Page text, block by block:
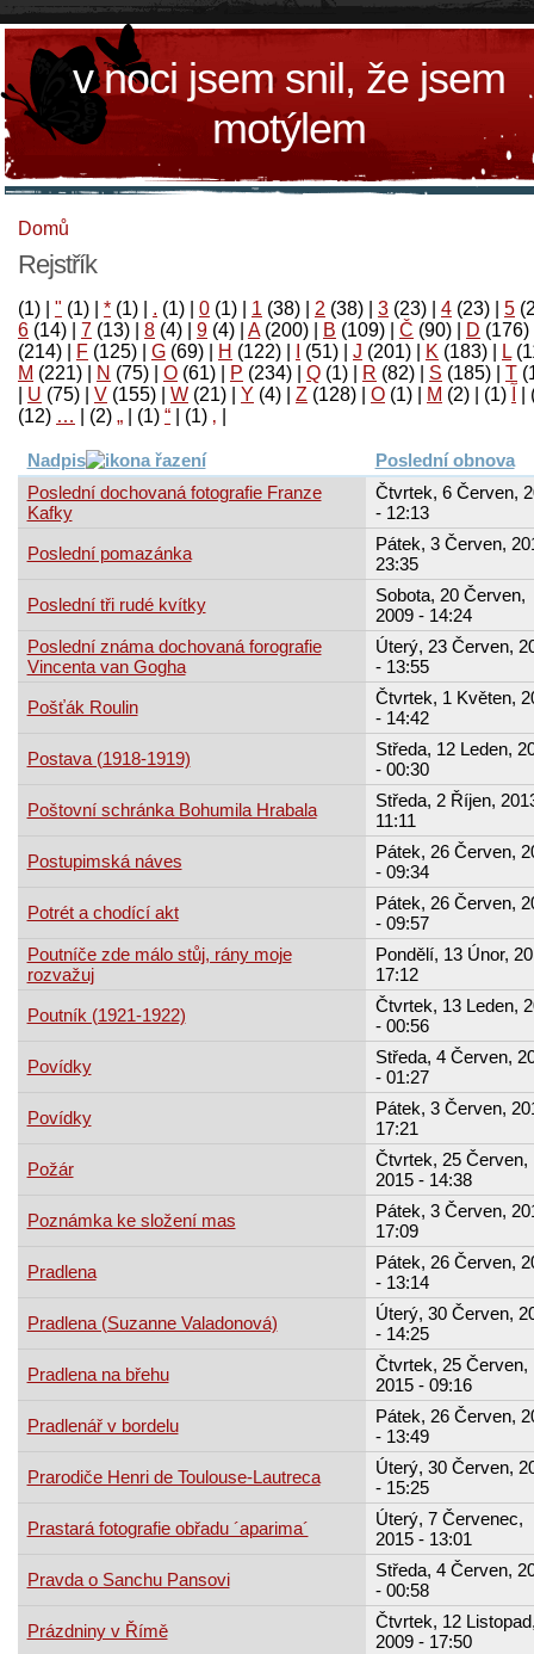
v noci jsem snil, že jsem
motýlem
Domů
Rejstřík
(1) " (1) * (1) . (1) 0 (1) 1 (38) 2 (38) 3 (23) 4 (23) 5
6 (14) 7 (13) 8 (4) 9 (4) A(200) B (109) Č (90) D (176)
(214)
F (125) G (69) H (122) (51) J (201) K (183) L
M (221) N (75) O (61) P (234) Q (1) R (82) S (185) T
U (75) V (155) W (21) Y (4) Z (128) Ο (1) М (2)
(1)
‚
(1)
“
(1)
„
(2)
…
(12)
Nadpis
Poslední obnova
Poslední dochovaná fotografie Franze
Kafky
Čtvrtek, 6 Červen,
- 12:13
Poslední pomazánka
Pátek, 3 Červen,
23:35
Poslední tři rudé kvítky
Sobota, 20 Červen,
2009 - 14:24
Poslední známa dochovaná forografie
Vincenta van Gogha
Úterý, 23 Červen,
- 13:55
Pošťák Roulin
Čtvrtek, 1 Květen,
- 14:42
Postava (1918-1919)
Středa, 12 Leden,
- 00:30
Poštovní schránka Bohumila Hrabala
Středa, 2 Říjen,
11:11
Postupimská náves
Pátek, 26 Červen,
- 09:34
Potrét a chodící akt
Pátek, 26 Červen,
- 09:57
Poutníče zde málo stůj, rány moje
rozvažuj
Pondělí, 13 Únor,
17:12
Poutník (1921-1922)
Čtvrtek, 13 Leden,
- 00:56
Povídky
Středa, 4 Červen,
- 01:27
Povídky
Pátek, 3 Červen,
17:21
Požár
Čtvrtek, 25 Červen,
2015 - 14:38
Poznámka ke složení mas
Pátek, 3 Červen,
17:09
Pradlena
Pátek, 26 Červen,
- 13:14
Pradlena (Suzanne Valadonová)
Úterý, 30 Červen,
- 14:25
Pradlena na břehu
Čtvrtek, 25 Červen,
2015 - 09:16
Pradlenář v bordelu
Pátek, 26 Červen,
- 13:49
Prarodiče Henri de Toulouse-Lautreca
Úterý, 30 Červen,
- 15:25
Prastará fotografie obřadu ´aparima´
Úterý, 7 Červenec,
2015 - 13:01
Pravda o Sanchu Pansovi
Středa, 4 Červen,
- 00:58
Prázdniny v Římě
Čtvrtek, 12
2009 - 17:50